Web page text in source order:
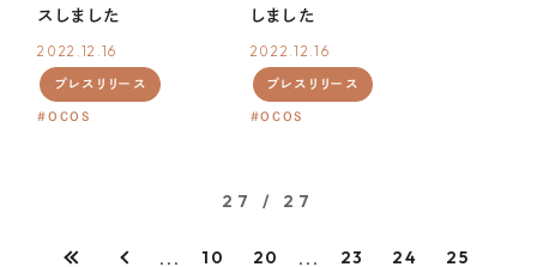
スしました
2022.12.16
プレスリリース
OCOS
しました
2022.12.16
プレスリリース
OCOS
27 / 27
... 10 20 ... 23 24 25